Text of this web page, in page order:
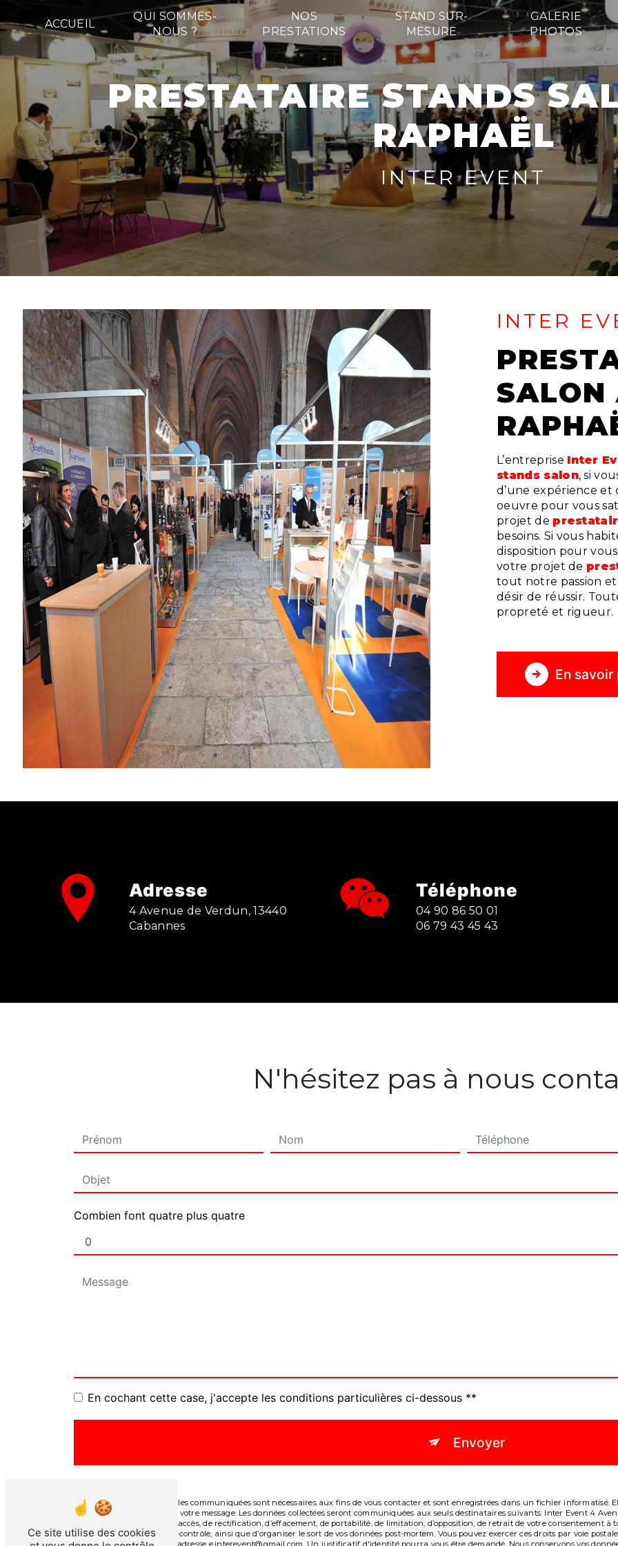
ACCUEIL
QUI SOMMES-
NOUS ?
NOS
PRESTATIONS
STAND SUR-
MESURE
GALERIE
PHOTOS
PRESTATAIRE STANDS SALON SAINT-
RAPHAËL
INTER EVENT
INTER
PRESTATAIRE STANDS
SALON
L’entreprise Inter
stands salon, si
d’une expérience
oeuvre pour vous
projet de
besoins. Si vous
disposition pour
votre projet de
tout notre passion
désir de réussir.
propreté et rigueur.
En savoir
Adresse
4 Avenue de Verdun, 13440
Cabannes
Téléphone
04 90 86 50 01
06 79 43 45 43
N'hésitez pas à nous
Combien font quatre plus quatre
En cochant cette case, j'accepte les conditions particulières ci-dessous **
Envoyer
** Les données personnelles communiquées sont nécessaires aux fins de vous contacter et sont enregistrées dans un fichier informatisé.
le seul but de répondre à votre message. Les données collectées seront communiquées aux seuls destinataires suivants: Inter Event 4
Vous disposez de droits d’accès, de rectification, d’effacement, de portabilité, de limitation, d’opposition, de retrait de votre
auprès d’une autorité de contrôle, ainsi que d’organiser le sort de vos données post-mortem. Vous pouvez exercer ces droits par voie
courrier électronique à l'adresse e.interevent@gmail.com. Un justificatif d'identité pourra vous être demandé. Nous conservons vos
Panneau de gestion des cookies
Ce site utilise des cookies